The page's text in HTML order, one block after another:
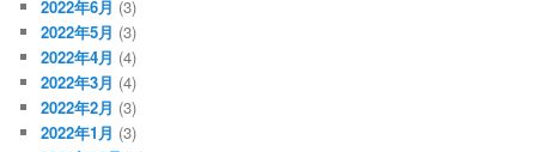
2022年6月 (3)
2022年5月 (3)
2022年4月 (4)
2022年3月 (4)
2022年2月 (3)
2022年1月 (3)